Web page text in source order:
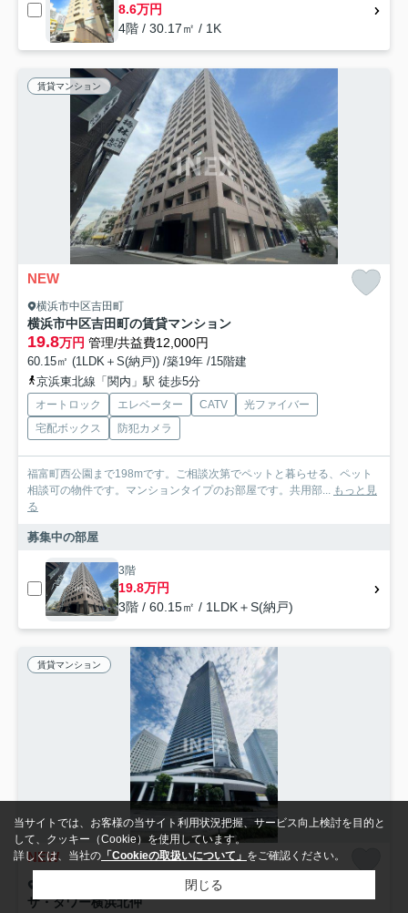
8.6万円
4階 / 30.17㎡ / 1K
賃貸マンション
NEW
横浜市中区吉田町
横浜市中区吉田町の賃貸マンション
19.8万円 管理/共益費12,000円
60.15㎡ (1LDK＋S(納戸)) /築19年 /15階建
京浜東北線「関内」駅 徒歩5分
オートロック エレベーター CATV
光ファイバー
宅配ボックス
防犯カメラ
福富町西公園まで198mです。ご相談次第でペットと暮らせる、ペット
相談可の物件です。マンションタイプのお部屋です。共用部...
もっと見
る
募集中の部屋
3階
19.8万円
3階 / 60.15㎡ / 1LDK＋S(納戸)
賃貸マンション
NEW
ザ・タワー横浜北仲
当サイトでは、お客様の当サイト利用状況把握、サービス向上検討を目的と
して、クッキー（Cookie）を使用しています。
詳しくは、当社の 「Cookieの取扱いについて」 をご確認ください。
閉じる